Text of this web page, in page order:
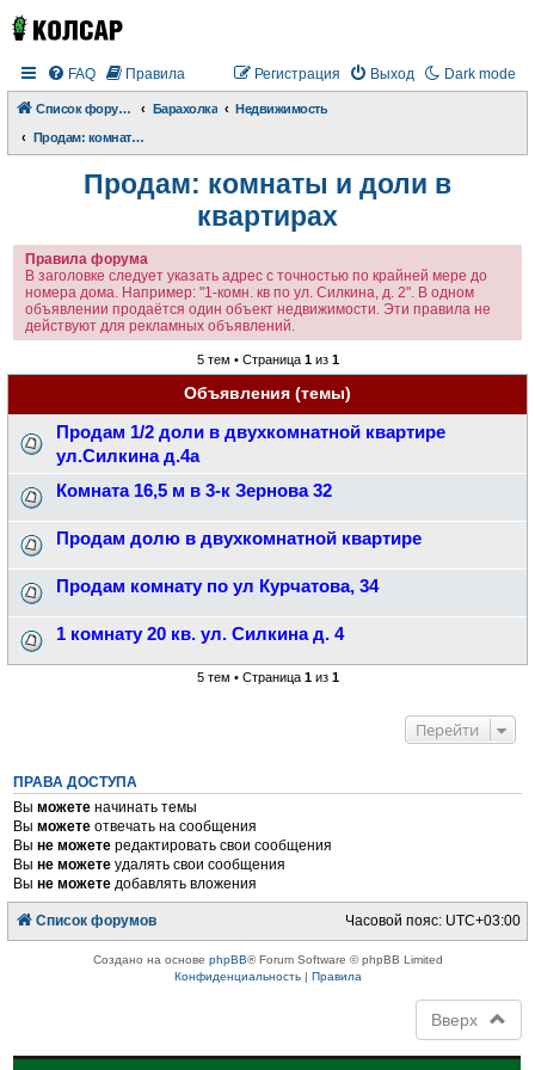
Dark mode
FAQ Правила Выход
Регистрация
Список форумов Барахолка
Недвижимость
Продам: комнаты и доли в квартирах
Продам: комнаты и доли в
квартирах
Правила форума
В заголовке следует указать адрес с точностью по крайней мере до
номера дома. Например: "1-комн. кв по ул. Силкина, д. 2". В одном
объявлении продаётся один объект недвижимости. Эти правила не
действуют для рекламных объявлений.
5 тем • Страница 1из 1
Объявления (темы)
Продам 1/2 доли в двухкомнатной квартире
ул.Силкина д.4а
Комната 16,5 м в 3-к Зернова 32
Продам долю в двухкомнатной квартире
Продам комнату по ул Курчатова, 34
1 комнату 20 кв. ул. Силкина д. 4
5 тем • Страница 1из 1
Перейти
ПРАВА ДОСТУПА
Выможете начинать темы
Выможете отвечать на сообщения
Выне можете редактировать свои сообщения
Выне можете удалять свои сообщения
Выне можете добавлять вложения
Список форумов Часовой пояс: UTC+03:00
Создано на основе phpBB® Forum Software © phpBB Limited
Конфиденциальность| Правила
Вверх